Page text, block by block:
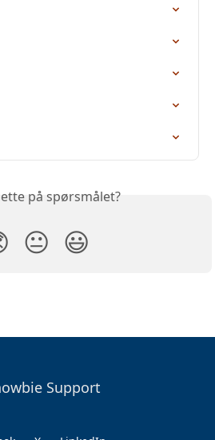
på spørsmålet?
😐 😃